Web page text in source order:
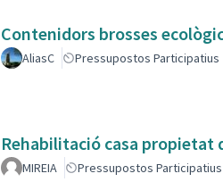
Contenidors brosses
AliasC Pressupostos Participatius
Rehabilitació casa
MIREIA Pressupostos Participatius